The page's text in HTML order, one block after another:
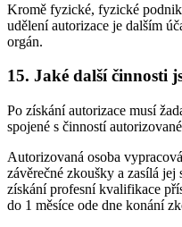
Kromě fyzické, fyzické
udělení autorizace je dalším
orgán.
15. Jaké další činnosti
Po získání autorizace musí
spojené s činností
Autorizovaná osoba
závěrečné zkoušky a zasílá jej
získání profesní kvalifikace
do 1 měsíce ode dne konání